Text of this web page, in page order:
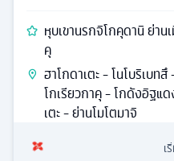
หุบเขานรกจิโกคุดานิ ย่าน
คุ
ฮาโกดาเตะ - โนโบริเบท
โกเรียวกาคุ - โกดังอิฐแด
เตะ - ย่านโมโตมาจิ
เ